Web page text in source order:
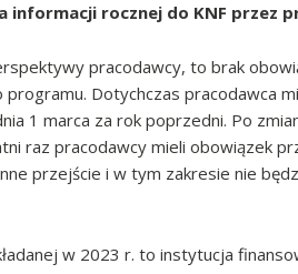
informacji rocznej do KNF przez
pracodawcy, to brak
Dotychczas pracodawca
1 marca za rok poprzedni. Po
raz pracodawcy mieli obowiązek
przejście i w tym zakresie nie
w 2023 r. to instytucja